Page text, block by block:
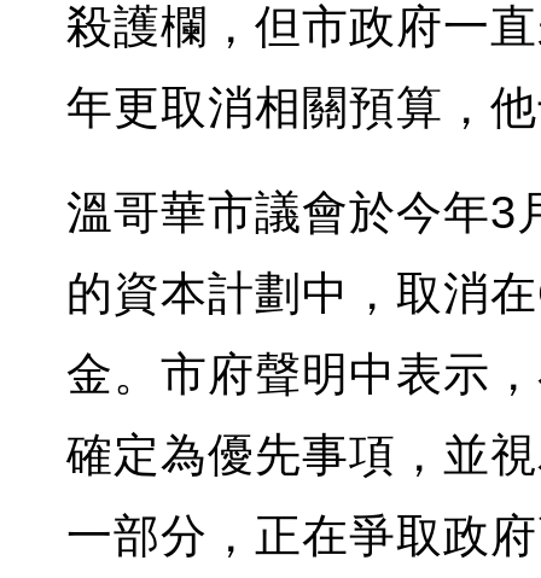
殺護欄，但市政府一
年更取消相關預算，
溫哥華市議會於今年3
的資本計劃中，取消
金。市府聲明中表示
確定為優先事項，並
一部分，正在爭取政